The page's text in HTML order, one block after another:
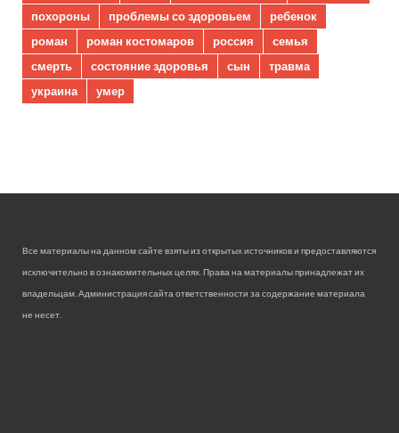
похороны
проблемы со здоровьем
ребенок
роман
роман костомаров россия
семья
смерть
состояние здоровья сын
травма
украина
умер
Все материалы на данном сайте взяты из открытых источников и предоставляются
исключительно в ознакомительных целях. Права на материалы принадлежат их
владельцам. Администрация сайта ответственности за содержание материала
не несет.